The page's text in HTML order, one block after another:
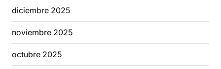
diciembre 2025
noviembre 2025
octubre 2025